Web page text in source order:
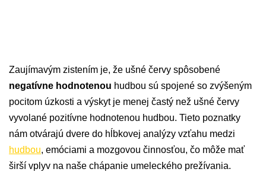
Zaujímavým zistením je, že ušné červy spôsobené
negatívne hodnotenou hudbou sú spojené so zvýšeným
pocitom úzkosti a výskyt je menej častý než ušné červy
vyvolané pozitívne hodnotenou hudbou. Tieto poznatky
nám otvárajú dvere do hĺbkovej analýzy vzťahu medzi
hudbou, emóciami a mozgovou činnosťou, čo môže mať
širší vplyv na naše chápanie umeleckého prežívania.